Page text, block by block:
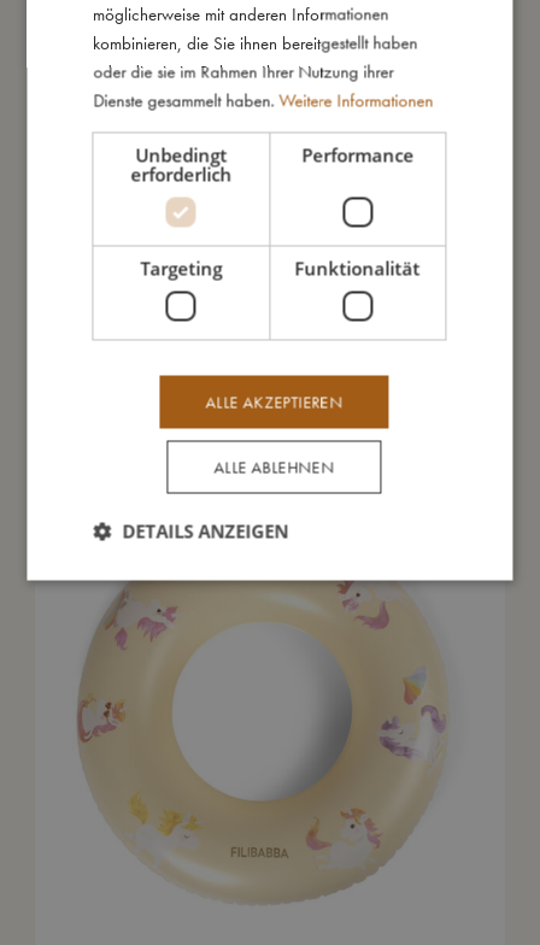
So groß bin ich
Daraus bin ich gemacht
So kannst Du mich pflegen
Das könnte dir auch gefallen
möglicherweise mit anderen Informationen
kombinieren, die Sie ihnen bereitgestellt haben
oder die sie im Rahmen Ihrer Nutzung ihrer
Dienste gesammelt haben. Weitere Informationen
Unbedingt
erforderlich
Performance
Targeting Funktionalität
ALLE AKZEPTIEREN
ALLE ABLEHNEN
DETAILS ANZEIGEN